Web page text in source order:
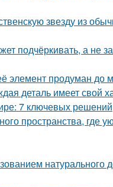
звезду из
подчёркивать, а не
элемент продуман до
деталь имеет свой
7 ключевых решений
пространства, где
натурального